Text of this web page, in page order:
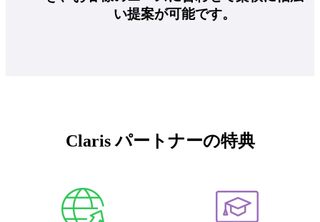
い提案が可能です。
Claris パートナーの特典